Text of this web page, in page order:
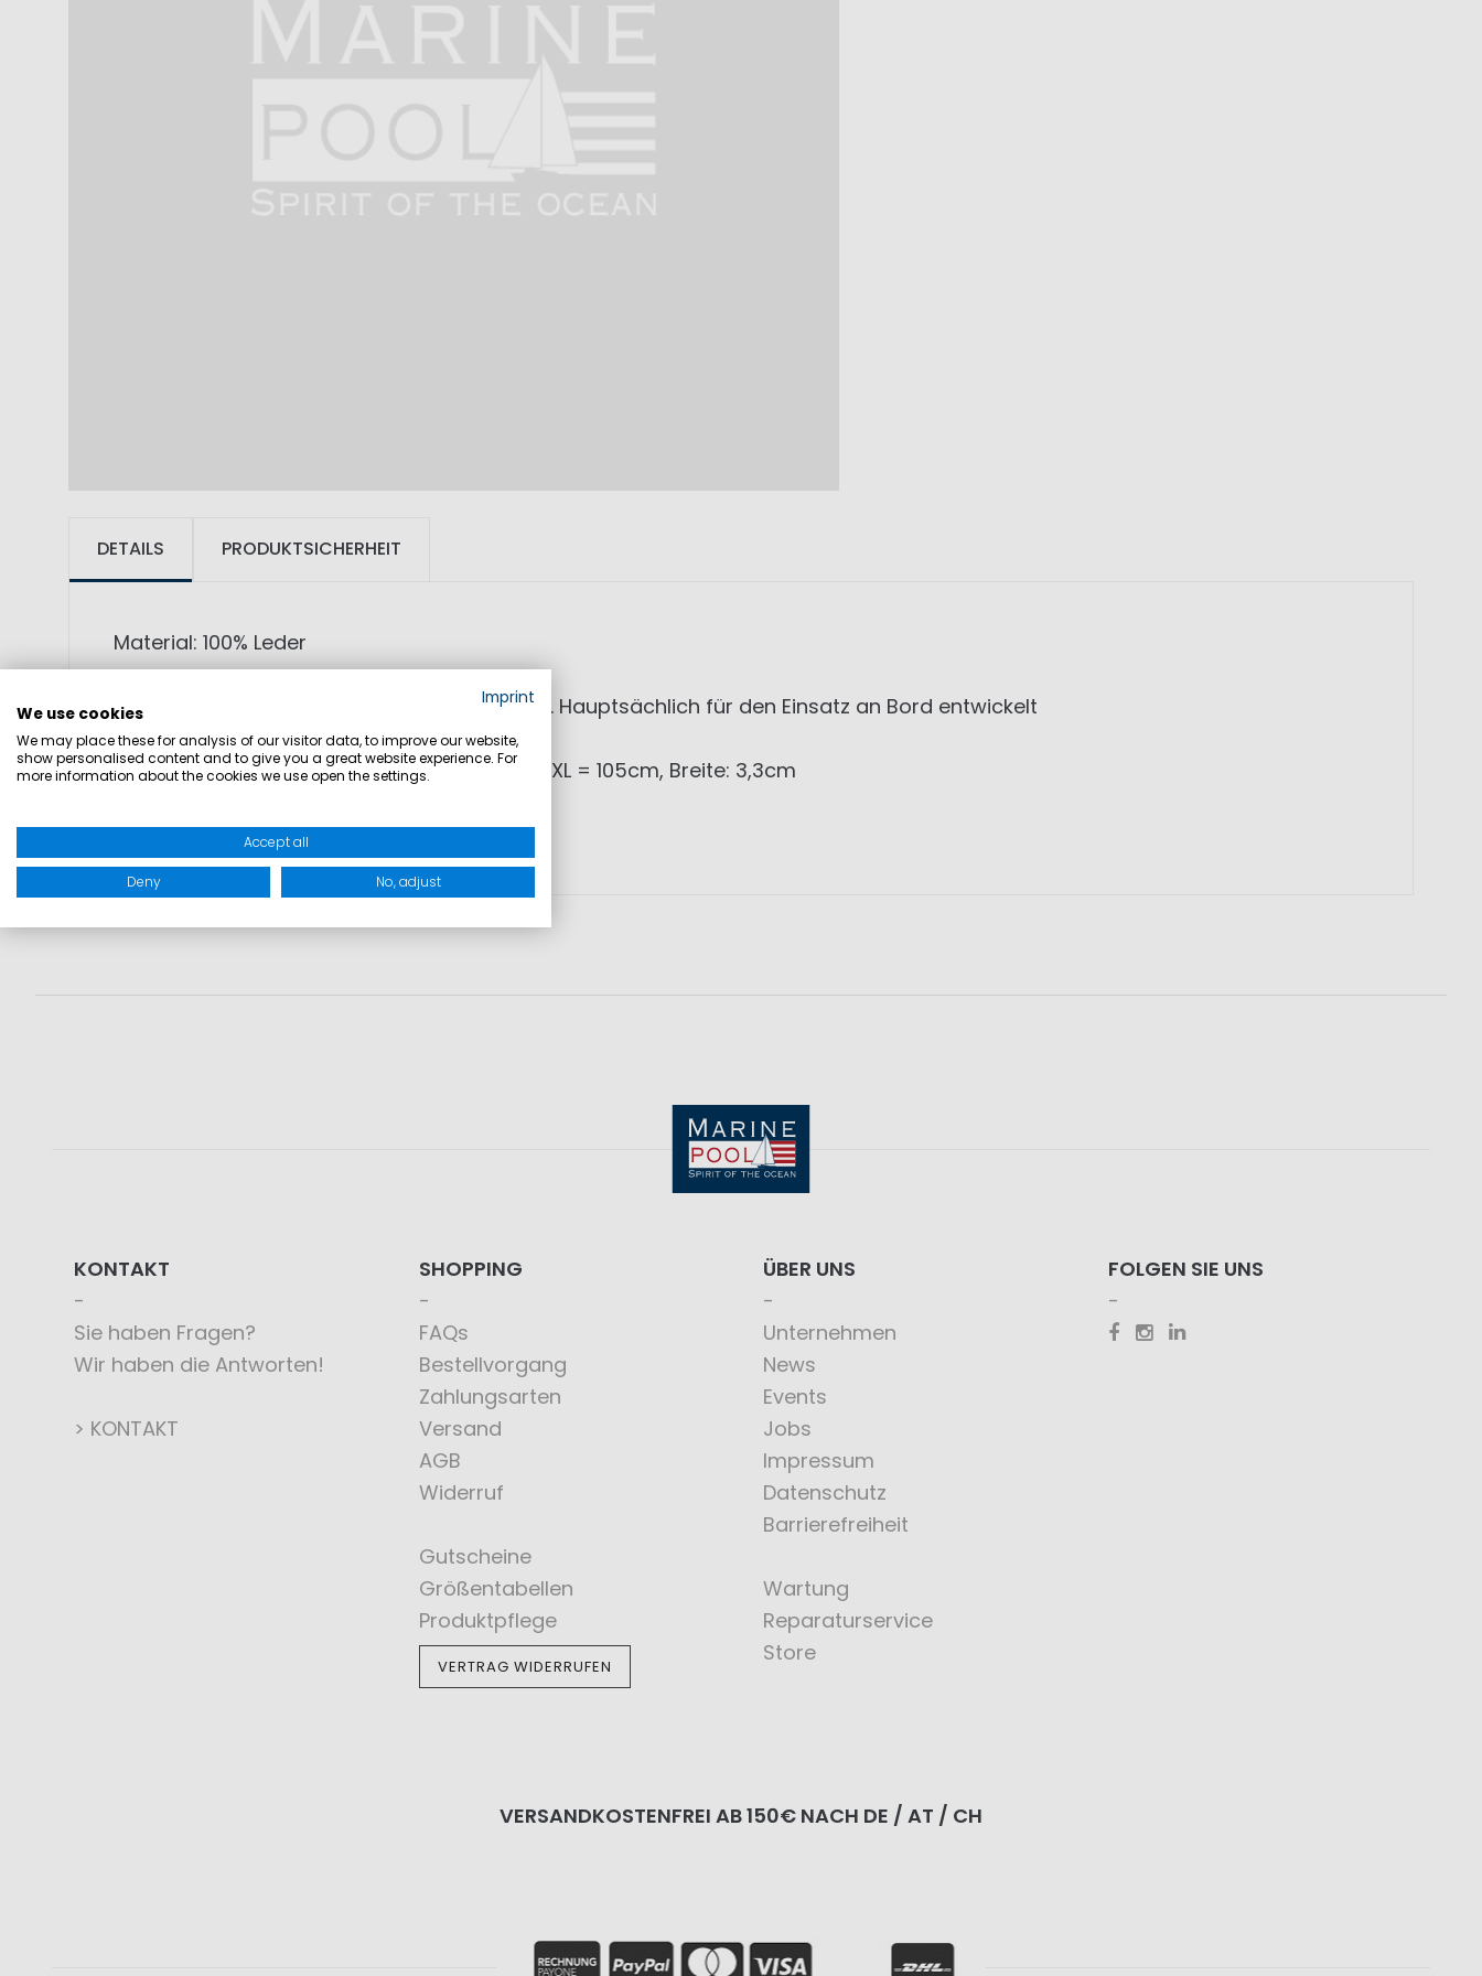
DETAILS
Material: 100% Leder
Features: Echtleder Gürtel mit Metallschnalle. Hauptsächlich für den Einsatz an Bord entwickelt
Besonderheiten: S / M = 90cm, L / XL100cm, XXL = 105cm, Breite: 3,3cm
Farben: navy
PRODUKTSICHERHEIT
KONTAKT
Sie haben Fragen?
Wir haben die Antworten!
> KONTAKT
SHOPPING
FAQs
Bestellvorgang
Zahlungsarten
Versand
AGB
Widerruf
Gutscheine
Größentabellen
Produktpflege
VERTRAG WIDERRUFEN
ÜBER UNS
Unternehmen
News
Events
Jobs
Impressum
Datenschutz
Barrierefreiheit
Wartung
Reparaturservice
Store
FOLGEN SIE UNS
VERSANDKOSTENFREI AB 150€ NACH DE / AT / CH
Imprint
We use cookies
We may place these for analysis of our visitor data, to improve our website,
show personalised content and to give you a great website experience. For
more information about the cookies we use open the settings.
Accept all
Deny No, adjust